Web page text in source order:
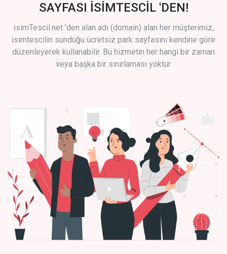
SAYFASI İSİMTESCİL 'DEN!
isimTescil.net 'den alan adı (domain) alan her müşterimiz,
isimtescilin sunduğu ücretsiz park sayfasını kendine göre
düzenleyerek kullanabilir. Bu hizmetin her hangi bir zaman
veya başka bir sınırlaması yoktur.